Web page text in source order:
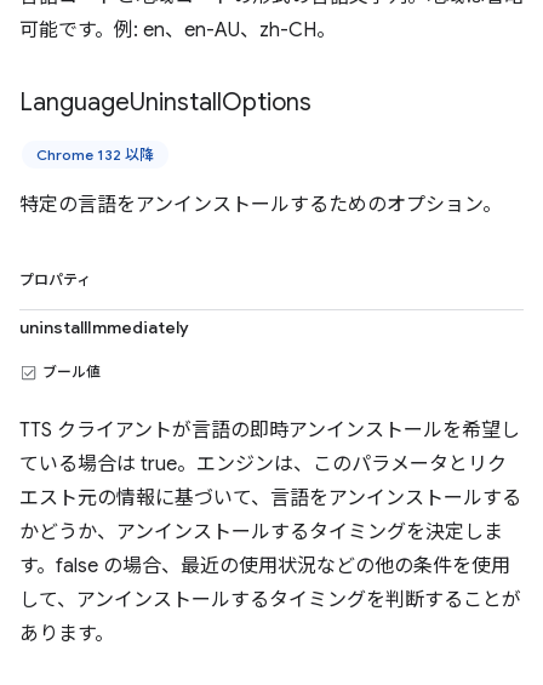
可能です。例: en、en-AU、zh-CH。
LanguageUninstallOptions
Chrome 132 以降
特定の言語をアンインストールするためのオプション。
プロパティ
uninstallImmediately
ブール値
TTS クライアントが言語の即時アンインストールを希望し
ている場合は true。エンジンは、このパラメータとリク
エスト元の情報に基づいて、言語をアンインストールする
かどうか、アンインストールするタイミングを決定しま
す。false の場合、最近の使用状況などの他の条件を使用
して、アンインストールするタイミングを判断することが
あります。